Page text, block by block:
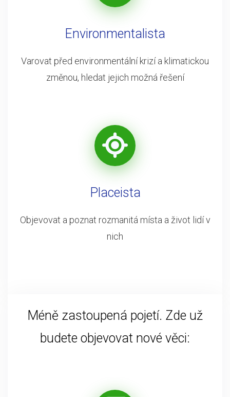
Environmentalista
Varovat před environmentální krizí a klimatickou
změnou, hledat jejich možná řešení
Placeista
Objevovat a poznat rozmanitá místa a život lidí v
nich
Méně zastoupená pojetí. Zde už
budete objevovat nové věci: